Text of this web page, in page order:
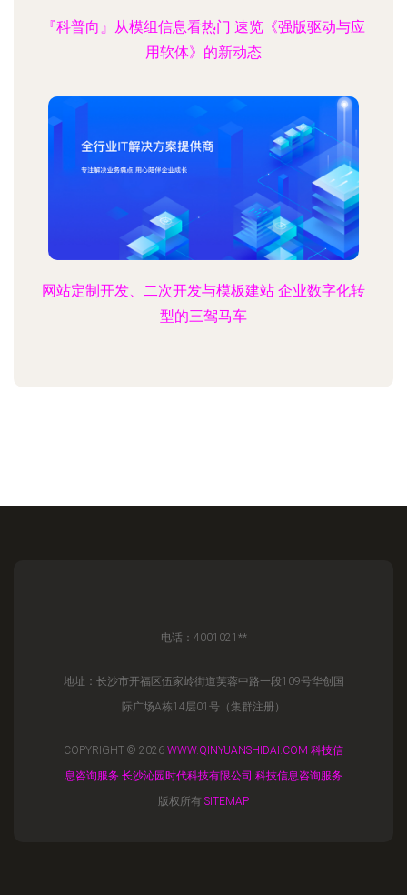
『科普向』从模组信息看热门 速览《强版驱动与应
用软体》的新动态
网站定制开发、二次开发与模板建站 企业数字化转
型的三驾马车
电话：4001021**
地址：长沙市开福区伍家岭街道芙蓉中路一段109号华创国
际广场A栋14层01号（集群注册）
COPYRIGHT © 2026 WWW.QINYUANSHIDAI.COM 科技信
息咨询服务 长沙沁园时代科技有限公司 科技信息咨询服务
版权所有 SITEMAP